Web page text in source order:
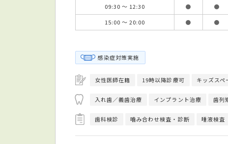
09:30 ～ 12:30
● ●
15:00 ～ 20:00
● ●
感染症対策実施
女性医師在籍 19時以降診療可 キッズスペ
入れ歯／義歯治療 インプラント治療 歯列
歯科検診 噛み合わせ検査・診断 唾液検査